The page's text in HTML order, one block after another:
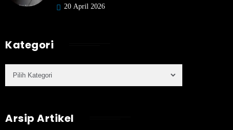
20 April 2026
Kategori
Arsip Artikel